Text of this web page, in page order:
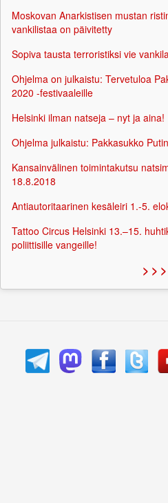
Moskovan Anarkistisen mustan
vankilistaa on päivitetty
Sopiva tausta terroristiksi vie
Ohjelma on julkaistu: Tervetuloa
2020 -festivaaleille
Helsinki ilman natseja – nyt ja aina!
Ohjelma julkaistu: Pakkasukko
Kansainvälinen toimintakutsu
18.8.2018
Antiautoritaarinen kesäleiri 1.-5.
Tattoo Circus Helsinki 13.–15.
poliittisille vangeille!
> > >